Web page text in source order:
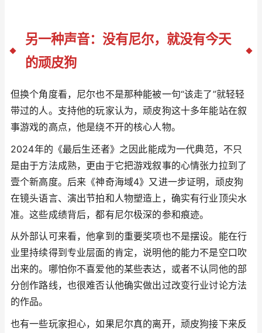
另一种声音：没有尼尔，就没有今天
的顽皮狗
但换个角度看，尼尔也不是那种能被一句“该走了”就轻轻
带过的人。支持他的玩家认为，顽皮狗这十多年能站在叙
事游戏的高点，他是绕不开的核心人物。
2024年的《最后生还者》之因此能成为一代典范，不只
是由于方法成熟，更由于它把游戏叙事的心情张力拉到了
壹个新高度。后来《神奇海域4》又进一步证明，顽皮狗
在镜头语言、演出节拍和人物塑造上，确实有行业顶尖水
准。这些成绩背后，都有尼尔极深的参和痕迹。
从外部认可来看，他拿到的重要奖项也不是摆设。能在行
业里持续得到专业层面的肯定，说明他的能力不是空口吹
出来的。哪怕你不喜爱他的某些表达，或者不认同他的部
分创作路线，也很难否认他确实做出过改变行业讨论方法
的作品。
也有一些玩家担心，如果尼尔真的离开，顽皮狗接下来反